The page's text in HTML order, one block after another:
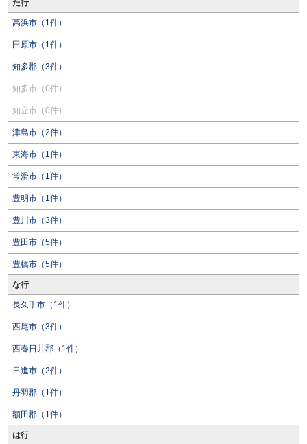
た行
高浜市（1件）
田原市（1件）
知多郡（3件）
知多市（0件）
知立市（0件）
津島市（2件）
東海市（1件）
常滑市（1件）
豊明市（1件）
豊川市（3件）
豊田市（5件）
豊橋市（5件）
な行
長久手市（1件）
西尾市（3件）
西春日井郡（1件）
日進市（2件）
丹羽郡（1件）
額田郡（1件）
は行